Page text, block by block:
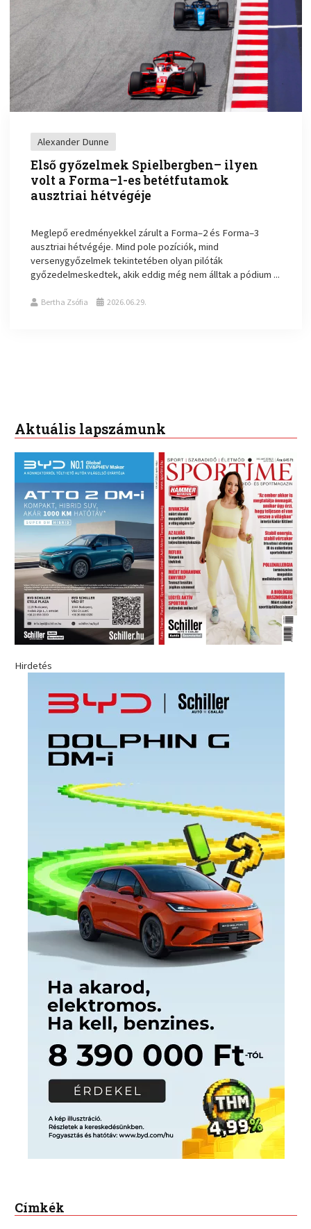
Alexander Dunne
Első győzelmek Spielbergben– ilyen
volt a Forma–1-es betétfutamok
ausztriai hétvégéje
Meglepő eredményekkel zárult a Forma–2 és Forma–3
ausztriai hétvégéje. Mind pole pozíciók, mind
versenygyőzelmek tekintetében olyan pilóták
győzedelmeskedtek, akik eddig még nem álltak a pódium ...
Bertha Zsófia 2026.06.29.
Aktuális lapszámunk
Hirdetés
Címkék